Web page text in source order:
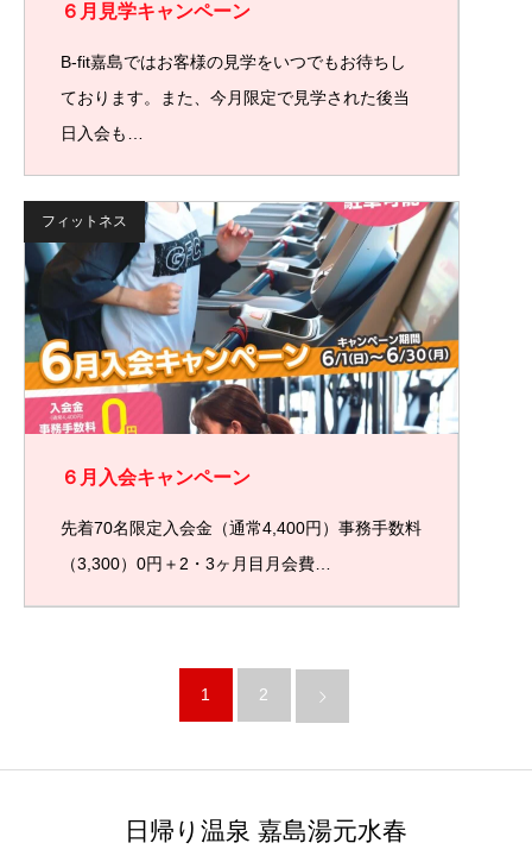
６月見学キャンペーン
B-fit嘉島ではお客様の見学をいつでもお待ちし
ております。また、今月限定で見学された後当
日入会も…
フィットネス
６月入会キャンペーン
先着70名限定入会金（通常4,400円）事務手数料
（3,300）0円＋2・3ヶ月目月会費…
1 2
日帰り温泉 嘉島湯元水春